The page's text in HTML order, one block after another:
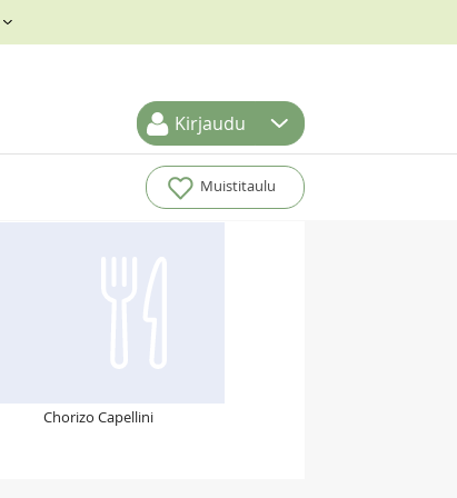
Kirjaudu
Muistitaulu
Chorizo Capellini